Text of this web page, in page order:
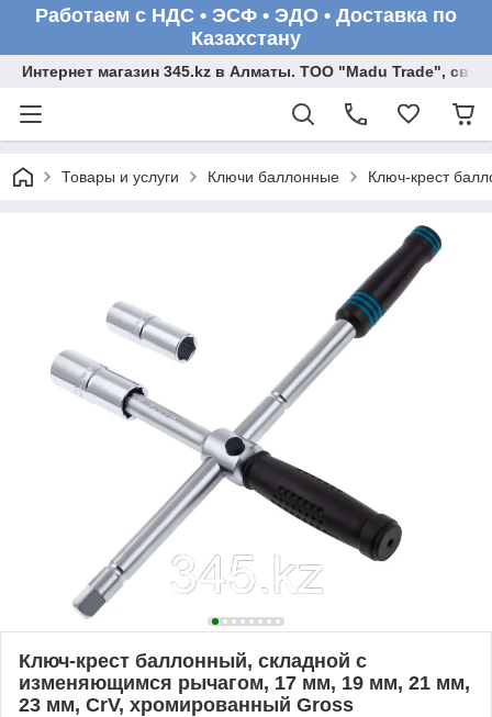
Работаем с НДС • ЭСФ • ЭДО • Доставка по
Казахстану
Интернет магазин 345.kz в Алматы. ТОО "Madu Trade",
Товары и услуги Ключи баллонные Ключ-крест
Ключ-крест баллонный, складной с
изменяющимся рычагом, 17 мм, 19 мм, 21 мм,
23 мм, CrV, хромированный Gross